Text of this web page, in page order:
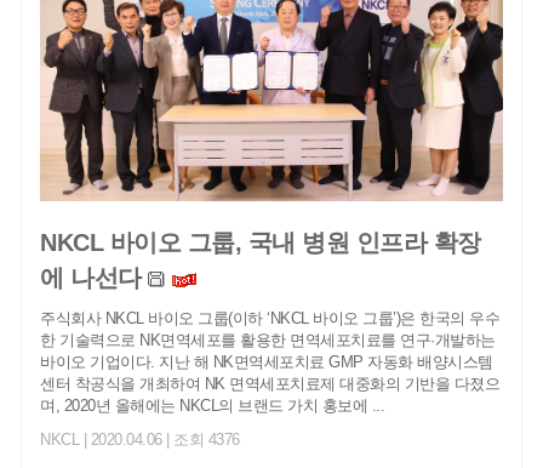
NKCL 바이오 그룹, 국내 병원 인프라 확장
에 나선다
주식회사 NKCL 바이오 그룹(이하 ‘NKCL 바이오 그룹’)은 한국의 우수
한 기술력으로 NK면역세포를 활용한 면역세포치료를 연구·개발하는
바이오 기업이다. 지난 해 NK면역세포치료 GMP 자동화 배양시스템
센터 착공식을 개최하여 NK 면역세포치료제 대중화의 기반을 다졌으
며, 2020년 올해에는 NKCL의 브랜드 가치 홍보에 ...
NKCL
| 2020.04.06 | 조회 4376